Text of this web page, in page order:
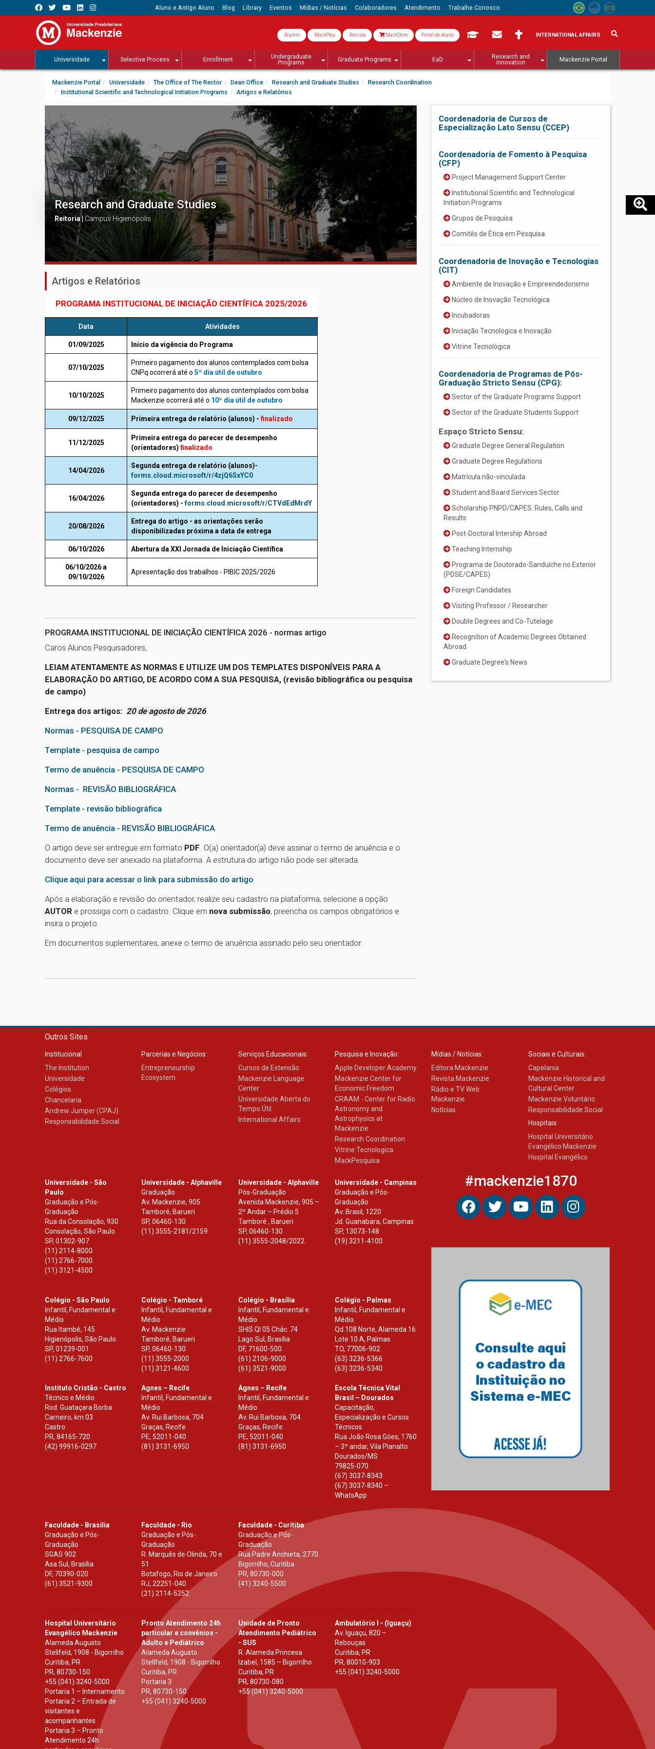
Aluno e Antigo Aluno Blog Library Eventos Mídias / Notícias Colaboradores Atendimento Trabalhe Conosco
Alumni MackPlay Revista MackStore Portal do Aluno INTERNATIONAL AFFAIRS
Universidade Selective Process Enrollment
Undergraduate
Programs
Graduate Programs EaD
Research and
Innovation
Mackenzie Portal
Mackenzie Portal Universidade The Office of The Rector Dean Office Research and Graduate Studies
Research Coordination
Institutional Scientific and Technological Initiation Programs
Artigos e Relatórios
Research and Graduate Studies
Reitoria | Campus Higienópolis
Artigos e Relatórios
PROGRAMA INSTITUCIONAL DE INICIAÇÃO CIENTÍFICA 2025/2026
Data Atividades
01/09/2025 Início da vigência do Programa
07/10/2025
Primeiro pagamento dos alunos contemplados com bolsa
CNPq ocorrerá até o 5º dia útil de outubro
10/10/2025
Primeiro pagamento dos alunos contemplados com bolsa
Mackenzie ocorrerá até o 10º dia útil de outubro
09/12/2025 Primeira entrega de relatório (alunos) - finalizado
11/12/2025
Primeira entrega do parecer de desempenho
(orientadores)finalizado
14/04/2026
Segunda entrega de relatório (alunos)-
forms.cloud.microsoft/r/4zjQ6SxYC0
16/04/2026
Segunda entrega do parecer de desempenho
(orientadores) -forms.cloud.microsoft/r/CTVdEdMrdY
20/08/2026
Entrega do artigo - as orientações serão
disponibilizadas próxima a data de entrega
06/10/2026 Abertura da XXI Jornada de Iniciação Científica
06/10/2026 a
09/10/2026
Apresentação dos trabalhos - PIBIC 2025/2026
PROGRAMA INSTITUCIONAL DE INICIAÇÃO CIENTÍFICA 2026 - normas artigo
Caros Alunos Pesquisadores,
LEIAM ATENTAMENTE AS NORMAS E UTILIZE UM DOS TEMPLATES DISPONÍVEIS PARA A
ELABORAÇÃO DO ARTIGO, DE ACORDO COM A SUA PESQUISA, (revisão bibliográfica ou pesquisa
de campo)
Entrega dos artigos: 20 de agosto de 2026.
Normas - PESQUISA DE CAMPO
Template - pesquisa de campo
Termo de anuência - PESQUISA DE CAMPO
Normas - REVISÃO BIBLIOGRÁFICA
Template - revisão bibliográfica
Termo de anuência - REVISÃO BIBLIOGRÁFICA
O artigo deve ser entregue em formato PDF. O(a) orientador(a) deve assinar o termo de anuência e o
documento deve ser anexado na plataforma. A estrutura do artigo não pode ser alterada.
Clique aqui para acessar o link para submissão do artigo
Após a elaboração e revisão do orientador, realize seu cadastro na plataforma, selecione a opção
AUTOR e prossiga com o cadastro. Clique em nova submissão, preencha os campos obrigatórios e
insira o projeto.
Em documentos suplementares, anexe o termo de anuência assinado pelo seu orientador.
Coordenadoria de Cursos de
Especialização Lato Sensu (CCEP)
Coordenadoria de Fomento à Pesquisa
(CFP)
Project Management Support Center
Institutional Scientific and Technological
Initiation Programs
Grupos de Pesquisa
Comitês de Ética em Pesquisa
Coordenadoria de Inovação e Tecnologias
(CIT)
Ambiente de Inovação e Empreendedorismo
Núcleo de Inovação Tecnológica
Incubadoras
Iniciação Tecnológica e Inovação
Vitrine Tecnológica
Coordenadoria de Programas de Pós-
Graduação Stricto Sensu (CPG):
Sector of the Graduate Programs Support
Sector of the Graduate Students Support
Espaço Stricto Sensu:
Graduate Degree General Regulation
Graduate Degree Regulations
Matrícula não-vinculada
Student and Board Services Sector
Scholarship PNPD/CAPES: Rules, Calls and
Results
Post-Doctoral Intership Abroad
Teaching Internship
Programa de Doutorado-Sanduíche no Exterior
(PDSE/CAPES)
Foreign Candidates
Visiting Professor / Researcher
Double Degrees and Co-Tutelage
Recognition of Academic Degrees Obtained
Abroad
Graduate Degree's News
Outros Sites
Institucional
The Institution
Universidade
Colégios
Chancelaria
Andrew Jumper (CPAJ)
Responsabilidade Social
Parcerias e Negócios:
Entrepreneurship
Ecosystem
Serviços Educacionais:
Cursos de Extensão
Mackenzie Language
Center
Universidade Aberta do
Tempo Útil
International Affairs
Pesquisa e Inovação:
Apple Developer Academy
Mackenzie Center for
Economic Freedom
CRAAM - Center for Radio
Astronomy and
Astrophysics at
Mackenzie
Research Coordination
Vitrine Tecnologica
MackPesquisa
Mídias / Notícias:
Editora Mackenzie
Revista Mackenzie
Rádio e TV Web
Mackenzie
Notícias
Sociais e Culturais:
Capelania
Mackenzie Historical and
Cultural Center
Mackenzie Voluntário
Responsabilidade Social
Hospitais:
Hospital Universitário
Evangélico Mackenzie
Hospital Evangélico
Universidade - São
Paulo
Graduação e Pós-
Graduação
Rua da Consolação, 930
Consolação, São Paulo
SP, 01302-907
(11) 2114-8000
(11) 2766-7000
(11) 3121-4500
Universidade - Alphaville
Graduação
Av. Mackenzie, 905
Tamboré, Barueri
SP,06460-130
(11) 3555-2181/2159
Universidade - Alphaville
Pós-Graduação
Avenida Mackenzie, 905 –
2º Andar – Prédio 5
Tamboré , Barueri
SP, 06460-130
(11) 3555-2048/2022.
Universidade - Campinas
Graduação e Pós-
Graduação
Av. Brasil, 1220
Jd. Guanabara, Campinas
SP, 13073-148
(19) 3211-4100
Colégio - São Paulo
Infantil, Fundamental e
Médio
Rua Itambé, 145
Higienópolis, São Paulo
SP, 01239-001
(11) 2766-7600
Colégio - Tamboré
Infantil, Fundamental e
Médio
Av. Mackenzie
Tamboré, Barueri
SP,06460-130
(11) 3555-2000
(11) 3121-4600
Colégio - Brasília
Infantil, Fundamental e
Médio
SHIS Ql 05 Chác. 74
Lago Sul, Brasília
DF, 71600-500
(61) 2106-9000
(61) 3521-9000
Colégio - Palmas
Infantil, Fundamental e
Médio
Qd.108 Norte, Alameda 16
Lote 10 A, Palmas
TO, 77006-902
(63) 3236-5366
(63) 3236-5340
Instituto Cristão - Castro
Técnico e Médio
Rod. Guataçara Borba
Carneiro, km 03
Castro
PR, 84165-720
(42) 99916-0297
Agnes – Recife
Infantil, Fundamental e
Médio
Av. Rui Barbosa, 704
Graças, Recife
PE, 52011-040
(81) 3131-6950
Agnes – Recife
Infantil, Fundamental e
Médio
Av. Rui Barbosa, 704
Graças, Recife
PE, 52011-040
(81) 3131-6950
Escola Técnica Vital
Brasil – Dourados
Capacitação,
Especialização e Cursos
Técnicos
Rua João Rosa Góes, 1760
– 3º andar, Vila Planalto
Dourados/MS
79825-070
(67) 3037-8343
(67) 3037-8340 –
WhatsApp
Faculdade - Brasília
Graduação e Pós-
Graduação
SGAS 902
Asa Sul, Brasília
DF, 70390-020
(61) 3521-9300
Faculdade - Rio
Graduação e Pós-
Graduação
R. Marquês de Olinda, 70 e
51
Botafogo, Rio de Janeiro
RJ,22251-040
(21) 2114-5252
Faculdade - Curitiba
Graduação e Pós-
Graduação
Rua Padre Anchieta, 2770
Bigorrilho, Curitiba
PR, 80730-000
(41) 3240-5500
Hospital Universitário
Evangélico Mackenzie
Alameda Augusto
Stellfeld, 1908 - Bigorrilho
Curitiba, PR
PR, 80730-150
+55 (041) 3240-5000
Portaria 1 – Internamento
Portaria 2 – Entrada de
visitantes e
acompanhantes
Portaria 3 – Pronto
Atendimento 24h
Pronto Atendimento 24h
particular e convênios -
Adulto e Pediátrico
Alameda Augusto
Stellfeld, 1908 - Bigorrilho
Curitiba, PR
Portaria 3
PR,80730-150
+55 (041) 3240-5000
Unidade de Pronto
Atendimento Pediátrico
- SUS
R. Alameda Princesa
Izabel, 1585 – Bigorrilho
Curitiba, PR
PR, 80730-080
+55 (041) 3240-5000
Ambulatório I - (Iguaçu)
Av. Iguaçu, 820 –
Rebouças
Curitiba, PR
PR, 80010-903
+55 (041) 3240-5000
#mackenzie1870